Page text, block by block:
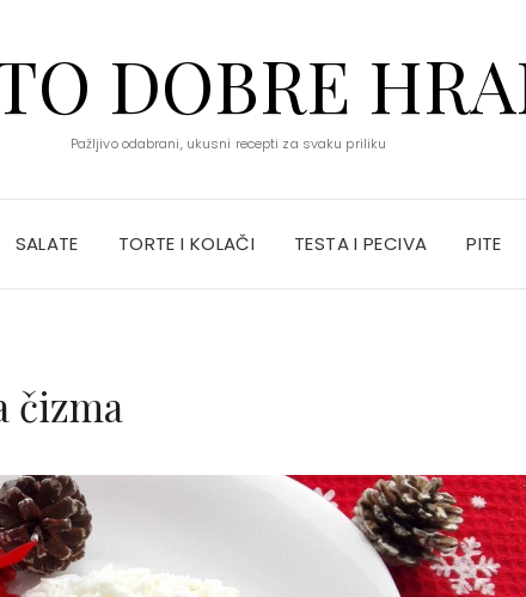
DOBRE
Pažljivo odabrani, ukusni recepti za svaku priliku
SALATE TORTE I KOLAČI TESTA I PECIVA PITE
čizma